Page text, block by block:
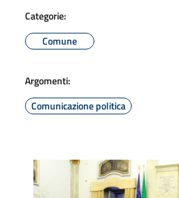
Categorie:
Comune
Argomenti:
Comunicazione politica